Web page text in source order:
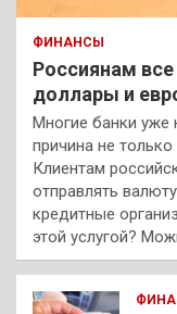
ФИНАНСЫ
Россиянам
доллары и
Многие банки уже
причина не
Клиентам
отправлять
кредитные
этой услугой?